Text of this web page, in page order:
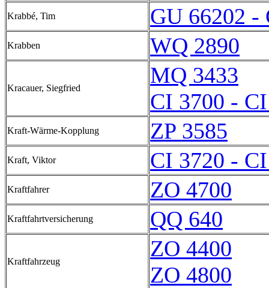
Krabbé, Tim GU 66202 -
Krabben WQ 2890
Kracauer, Siegfried
MQ 3433
CI 3700 -
Kraft-Wärme-Kopplung ZP 3585
Kraft, Viktor CI 3720 -
Kraftfahrer ZO 4700
Kraftfahrtversicherung QQ 640
Kraftfahrzeug
ZO 4400
ZO 4800